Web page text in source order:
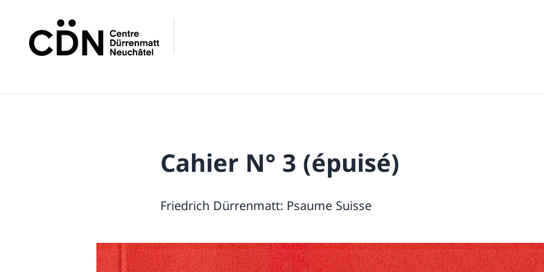
Cahier N° 3 (épuisé)
Friedrich Dürrenmatt: Psaume Suisse